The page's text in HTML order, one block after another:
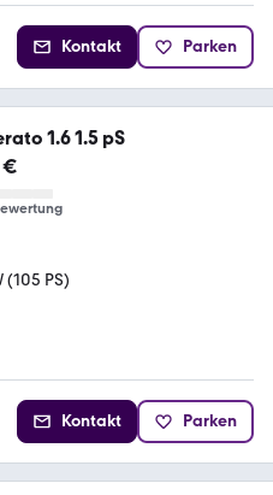
Kontakt Parken
1.6 1.5 pS
€
(105 PS)
Kontakt Parken